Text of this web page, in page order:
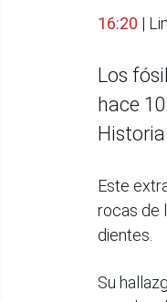
16:20 |
Los
hace
Este
rocas de
dientes.
Su